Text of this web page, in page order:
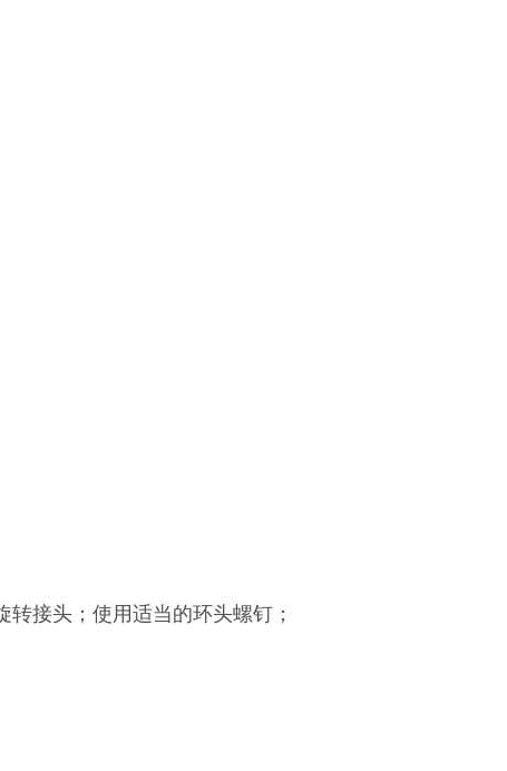
接头；使用适当的环头螺钉；